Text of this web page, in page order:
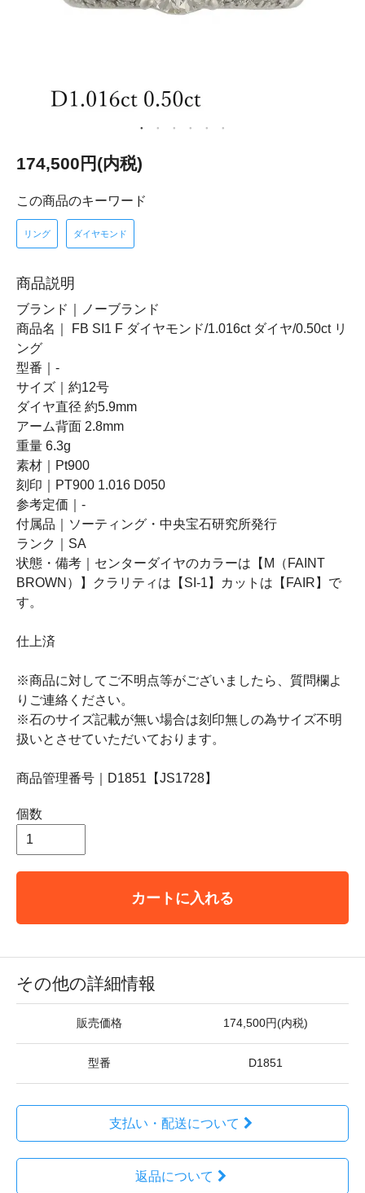
174,500円(内税)
この商品のキーワード
リング ダイヤモンド
商品説明
ブランド｜ノーブランド
商品名｜ FB SI1 F ダイヤモンド/1.016ct ダイヤ/0.50ct リ
ング
型番｜-
サイズ｜約12号
ダイヤ直径 約5.9mm
アーム背面 2.8mm
重量 6.3g
素材｜Pt900
刻印｜PT900 1.016 D050
参考定価｜-
付属品｜ソーティング・中央宝石研究所発行
ランク｜SA
状態・備考｜センターダイヤのカラーは【M（FAINT
BROWN）】クラリティは【SI-1】カットは【FAIR】で
す。
仕上済
※商品に対してご不明点等がございましたら、質問欄よ
りご連絡ください。
※石のサイズ記載が無い場合は刻印無しの為サイズ不明
扱いとさせていただいております。
商品管理番号｜D1851【JS1728】
個数
カートに入れる
その他の詳細情報
販売価格 174,500円(内税)
型番 D1851
支払い・配送について
返品について